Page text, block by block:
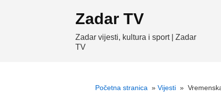
Zadar TV
Zadar vijesti, kultura i sport | Zadar
TV
Početna stranica » Vijesti »